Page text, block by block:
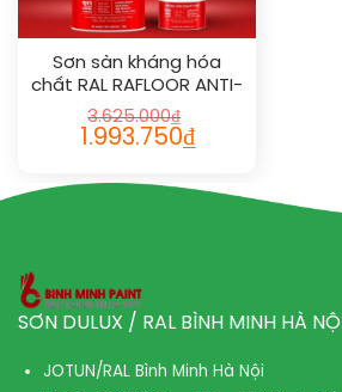
Sơn sàn kháng hóa
chất RAL RAFLOOR ANTI-
CHEM 1001
3.625.000₫
1.993.750₫
SƠN DULUX / RAL BÌNH MINH HÀ NỘI
JOTUN/RAL Bình Minh Hà Nội